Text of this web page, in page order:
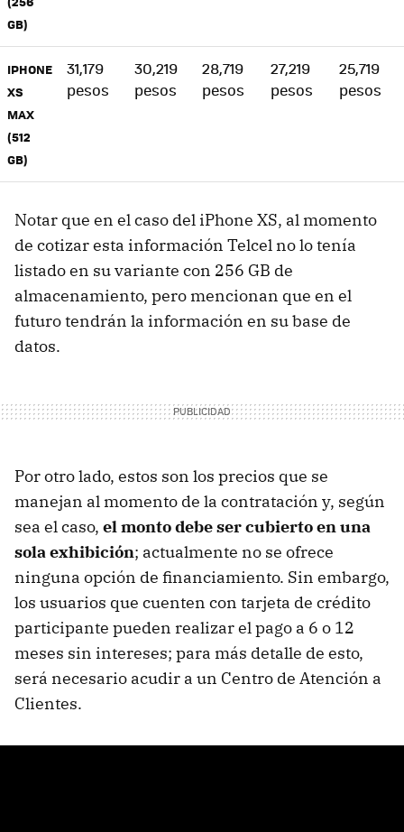
GB)
IPHONE
XS
MAX
(512
GB)
31,179
pesos
30,219
pesos
28,719
pesos
27,219
pesos
25,719
pesos
Notar que en el caso del iPhone XS, al momento
de cotizar esta información Telcel no lo tenía
listado en su variante con 256 GB de
almacenamiento, pero mencionan que en el
futuro tendrán la información en su base de
datos.
Por otro lado, estos son los precios que se
manejan al momento de la contratación y, según
sea el caso, el monto debe ser cubierto en una
sola exhibición; actualmente no se ofrece
ninguna opción de financiamiento. Sin embargo,
los usuarios que cuenten con tarjeta de crédito
participante pueden realizar el pago a 6 o 12
meses sin intereses; para más detalle de esto,
será necesario acudir a un Centro de Atención a
Clientes.